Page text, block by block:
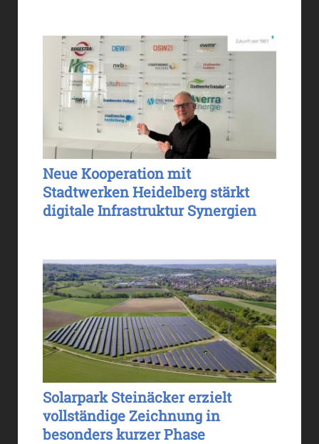
Neue Kooperation mit
Stadtwerken Heidelberg stärkt
digitale Infrastruktur Synergien
Solarpark Steinäcker erzielt
vollständige Zeichnung in
besonders kurzer Phase